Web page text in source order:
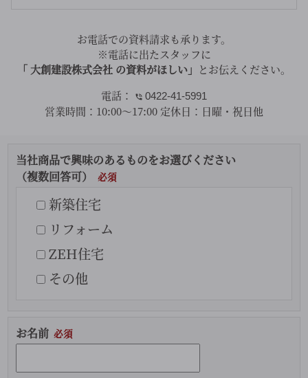
お電話での資料請求も承ります。
※電話に出たスタッフに
「 大創建設株式会社 の資料がほしい」 とお伝えください。
電話：
0422-41-5991
営業時間： 10:00～17:00 定休日： 日曜・祝日他
当社商品で興味のあるものをお選びください
（複数回答可）
新築住宅
リフォーム
ZEH住宅
その他
お名前